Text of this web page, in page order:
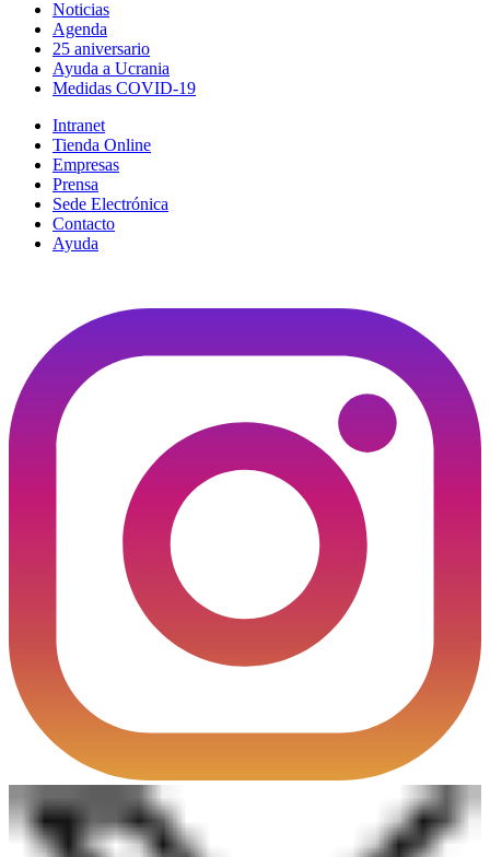
Noticias
Agenda
25 aniversario
Ayuda a Ucrania
Medidas COVID-19
Intranet
Tienda Online
Empresas
Prensa
Sede Electrónica
Contacto
Ayuda